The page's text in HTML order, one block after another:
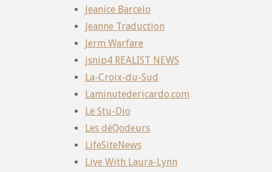
Jeanice Barcelo
Jeanne Traduction
Jerm Warfare
jsnip4 REALIST NEWS
La-Croix-du-Sud
Laminutedericardo.com
Le Stu-Dio
Les déQodeurs
LifeSiteNews
Live With Laura-Lynn